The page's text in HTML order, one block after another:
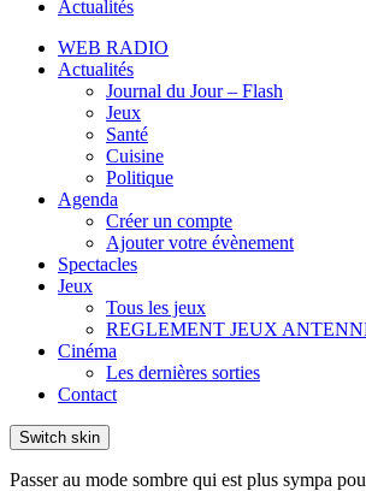
Actualités
WEB RADIO
Actualités
Journal du Jour – Flash
Jeux
Santé
Cuisine
Politique
Agenda
Créer un compte
Ajouter votre évènement
Spectacles
Jeux
Tous les jeux
REGLEMENT JEUX
Cinéma
Les dernières sorties
Contact
Switch skin
Passer au mode sombre qui est plus sympa